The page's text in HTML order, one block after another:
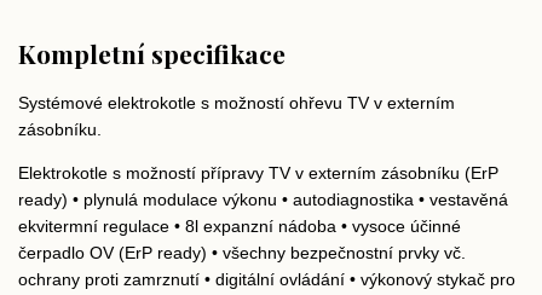
Kompletní specifikace
Systémové elektrokotle s možností ohřevu TV v externím
zásobníku.
Elektrokotle s možností přípravy TV v externím zásobníku (ErP
ready) • plynulá modulace výkonu • autodiagnostika • vestavěná
ekvitermní regulace • 8l expanzní nádoba • vysoce účinné
čerpadlo OV (ErP ready) • všechny bezpečnostní prvky vč.
ochrany proti zamrznutí • digitální ovládání • výkonový stykač pro